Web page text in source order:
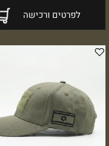
לפרטים ורכישה